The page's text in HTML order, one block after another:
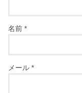
名前*
メール*